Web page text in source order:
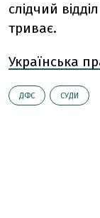
слідчий
триває.
Українська
ДФС СУДИ